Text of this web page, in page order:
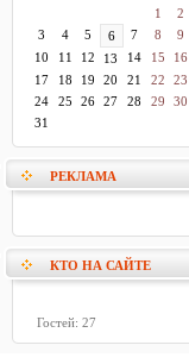
1
2
3
4 5 6 7 8
9
10
11 12 13 14 15
16
17
18 19 20 21 22
23
24
25 26 27 28 29
30
31
РЕКЛАМА
КТО НА САЙТЕ
Гостей: 27